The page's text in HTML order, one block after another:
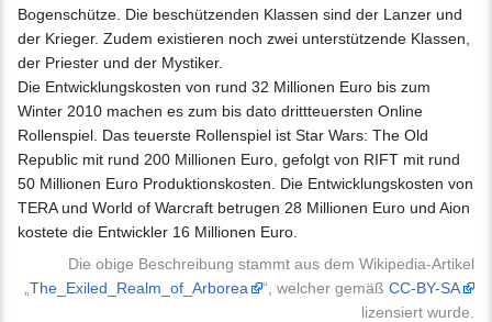
Bogenschütze. Die beschützenden Klassen sind der Lanzer und
der Krieger. Zudem existieren noch zwei unterstützende Klassen,
der Priester und der Mystiker.
Die Entwicklungskosten von rund 32 Millionen Euro bis zum
Winter 2010 machen es zum bis dato drittteuersten Online
Rollenspiel. Das teuerste Rollenspiel ist Star Wars: The Old
Republic mit rund 200 Millionen Euro, gefolgt von RIFT mit rund
50 Millionen Euro Produktionskosten. Die Entwicklungskosten von
TERA und World of Warcraft betrugen 28 Millionen Euro und Aion
kostete die Entwickler 16 Millionen Euro.
Die obige Beschreibung stammt aus dem Wikipedia-Artikel
The_Exiled_Realm_of_Arborea “, welcher gemäß CC-BY-SA
lizensiert wurde.